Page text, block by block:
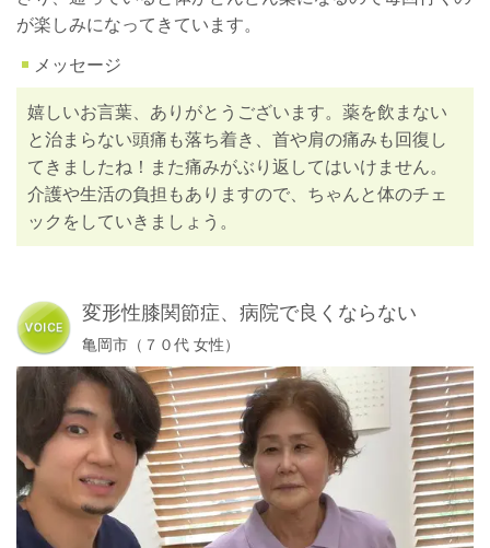
が楽しみになってきています。
メッセージ
嬉しいお言葉、ありがとうございます。薬を飲まない
と治まらない頭痛も落ち着き、首や肩の痛みも回復し
てきましたね！また痛みがぶり返してはいけません。
介護や生活の負担もありますので、ちゃんと体のチェ
ックをしていきましょう。
変形性膝関節症、病院で良くならない
亀岡市（７０代 女性）